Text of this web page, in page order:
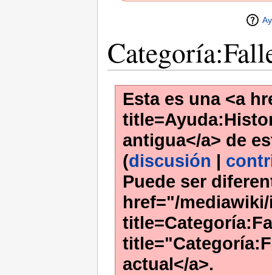
Esta es una <a
antigua</a> de
(discusión
Puede ser
href="/
actual</a>.